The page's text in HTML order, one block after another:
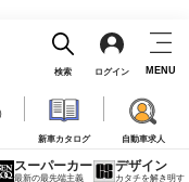
新車カタログ 自動車求人
検索 ログイン MENU
スーパーカー
最新の最先端主義
デザイン
カタチを解き明す